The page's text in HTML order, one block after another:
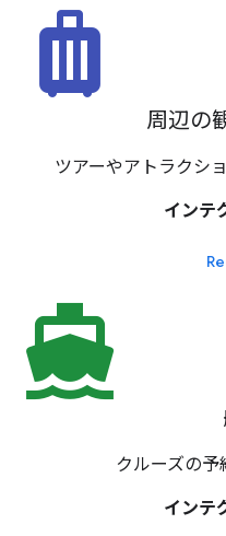
luggage
周辺の
ツアーやアトラクシ
インテ
directions_boat
クルーズの予
インテ